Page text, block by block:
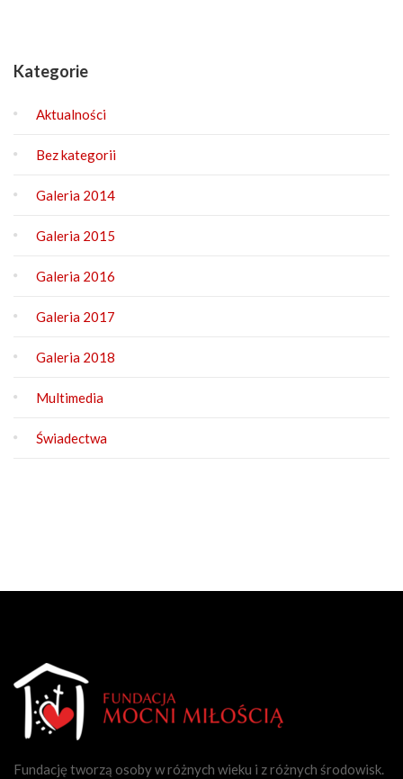
Kategorie
Aktualności
Bez kategorii
Galeria 2014
Galeria 2015
Galeria 2016
Galeria 2017
Galeria 2018
Multimedia
Świadectwa
Fundację tworzą osoby w różnych wieku i z różnych środowisk.